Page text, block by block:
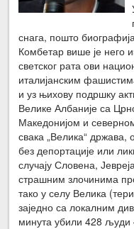
снага, пошто
Комбетар више је него
светског рата ови
италијанским
и уз њихову подршку
Велике Албаније са
Македонијом и
свака „Велика“ држава,
без депортације или
случају Словена,
страшним злочинима
тако у селу Велика
заједно са локалним
минута убили 428 људи